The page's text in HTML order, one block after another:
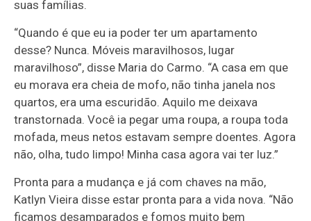
suas famílias.
“Quando é que eu ia poder ter um apartamento
desse? Nunca. Móveis maravilhosos, lugar
maravilhoso”, disse Maria do Carmo. “A casa em que
eu morava era cheia de mofo, não tinha janela nos
quartos, era uma escuridão. Aquilo me deixava
transtornada. Você ia pegar uma roupa, a roupa toda
mofada, meus netos estavam sempre doentes. Agora
não, olha, tudo limpo! Minha casa agora vai ter luz.”
Pronta para a mudança e já com chaves na mão,
Katlyn Vieira disse estar pronta para a vida nova. “Não
ficamos desamparados e fomos muito bem